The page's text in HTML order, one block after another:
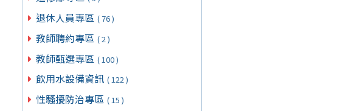
退休人員專區 ( 76 )
教師聘約專區 ( 2 )
教師甄選專區 ( 100 )
飲用水設備資訊 ( 122 )
性騷擾防治專區 ( 15 )